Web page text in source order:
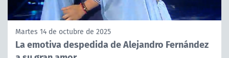
Martes 14 de octubre de 2025
La emotiva despedida de Alejandro Fernández